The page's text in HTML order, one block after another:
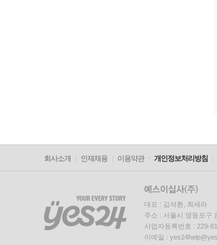
회사소개 인재채용 이용약관 개인정보처리방침
대표 : 김석환, 최세라
주소 : 서울시 영등포구
사업자등록번호 : 229-
이메일 :